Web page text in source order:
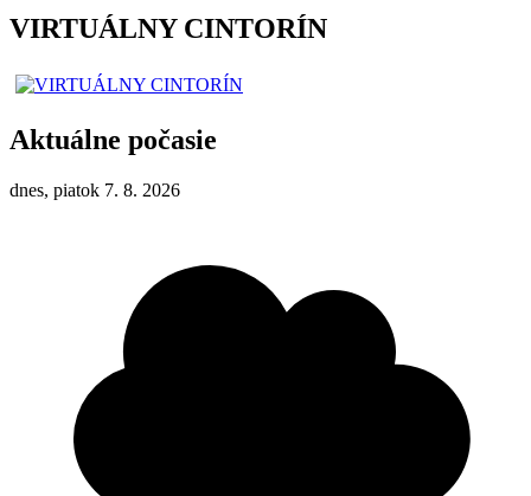
VIRTUÁLNY CINTORÍN
Aktuálne počasie
dnes, piatok 7. 8. 2026